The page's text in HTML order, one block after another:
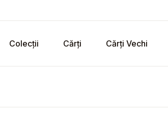
Colecții Cărți Cărți Vechi